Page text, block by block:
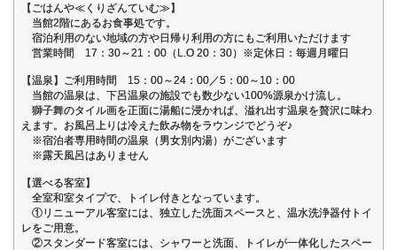
【ごはんや≪くりざんていむ≫】
当館2階にあるお食事処です。
宿泊利用のない地域の方や日帰り利用の方にもご利用いただけます
営業時間 17：30～21：00（L.O 20：30）※定休日：毎週月曜日
【温泉】ご利用時間 15：00～24：00／5：00～10：00
当館の温泉は、下呂温泉の施設でも数少ない100%源泉かけ流し。
獅子舞のタイル画を正面に湯船に浸かれば、溢れ出す温泉を贅沢に味わ
えます。お風呂上りは冷えた飲み物をラウンジでどうぞ♪
※宿泊者専用時間の温泉（男女別内湯）がございます
※露天風呂はありません
【選べる客室】
全室和室タイプで、トイレ付きとなっています。
①リニューアル客室には、独立した洗面スペースと、温水洗浄器付トイ
レをご用意。
②スタンダード客室には、シャワーと洗面、トイレが一体化したスペー